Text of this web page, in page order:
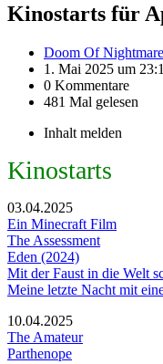
Kinostarts für
Doom Of Nightmare
1. Mai 2025 um
0 Kommentare
481 Mal gelesen
Inhalt melden
Kinostarts
03.04.2025
Ein Minecraft Film
The Assessment
Eden (2024)
Mit der Faust in die Welt
Meine letzte Nacht mit
10.04.2025
The Amateur
Parthenope